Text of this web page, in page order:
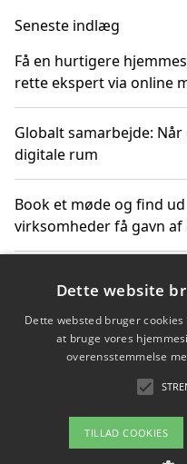
Seneste indlæg
Få en hurtigere
rette ekspert via online
Globalt samarbejde:
digitale rum
Book et møde og find
virksomheder få gavn
får du indgår et
Hold et møde med en
mest professionelle til
Copyright
Dette website
Dette websted bruger
at bruge vores
overensstemmelse
TILLAD COOKIES